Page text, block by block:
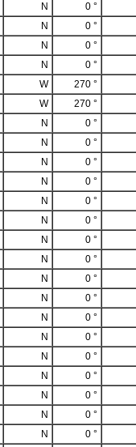
N 0 °
N 0 °
N 0 °
N 0 °
W 270 °
W 270 °
N 0 °
N 0 °
N 0 °
N 0 °
N 0 °
N 0 °
N 0 °
N 0 °
N 0 °
N 0 °
N 0 °
N 0 °
N 0 °
N 0 °
N 0 °
N 0 °
N 0 °